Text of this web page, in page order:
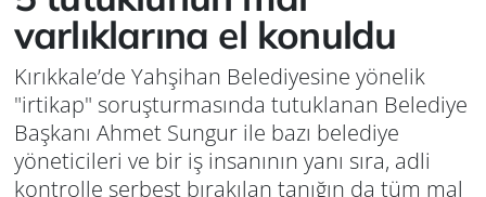
varlıklarına el konuldu
Kırıkkale’de Yahşihan Belediyesine yönelik
"irtikap" soruşturmasında tutuklanan Belediye
Başkanı Ahmet Sungur ile bazı belediye
yöneticileri ve bir iş insanının yanı sıra, adli
kontrolle serbest bırakılan tanığın da tüm mal